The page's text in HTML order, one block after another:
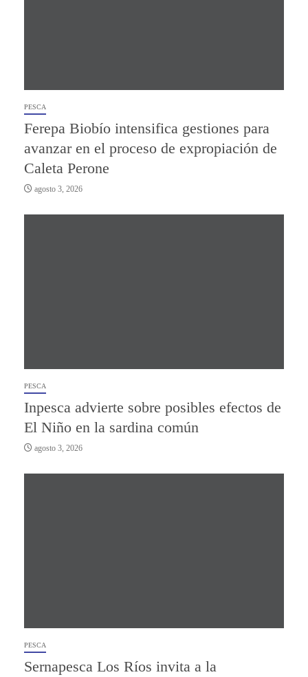
PESCA
Ferepa Biobío intensifica gestiones para
avanzar en el proceso de expropiación de
Caleta Perone
agosto 3, 2026
PESCA
Inpesca advierte sobre posibles efectos de
El Niño en la sardina común
agosto 3, 2026
PESCA
Sernapesca Los Ríos invita a la